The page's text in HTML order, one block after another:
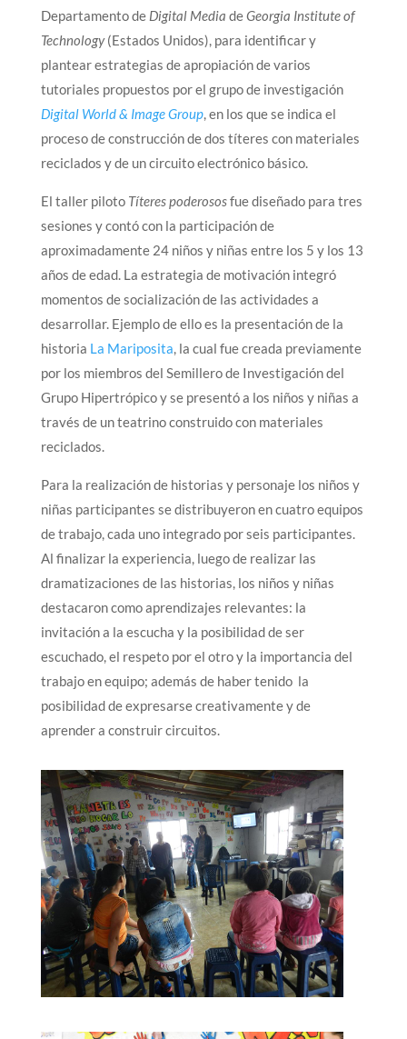
Departamento de Digital Media deGeorgia Institute of
Technology(Estados Unidos), para identificar y
plantear estrategias de apropiación de varios
tutoriales propuestos por el grupo de investigación
Digital World & Image Group, en los que se indica el
proceso de construcción de dos títeres con materiales
reciclados y de un circuito electrónico básico.
El taller piloto Títeres poderososfue diseñado para tres
sesiones y contó con la participación de
aproximadamente 24 niños y niñas entre los 5 y los 13
años de edad. La estrategia de motivación integró
momentos de socialización de las actividades a
desarrollar. Ejemplo de ello es la presentación de la
historia La Mariposita, la cual fue creada previamente
por los miembros del Semillero de Investigación del
Grupo Hipertrópico y se presentó a los niños y niñas a
través de un teatrino construido con materiales
reciclados.
Para la realización de historias y personaje los niños y
niñas participantes se distribuyeron en cuatro equipos
de trabajo, cada uno integrado por seis participantes.
Al finalizar la experiencia, luego de realizar las
dramatizaciones de las historias, los niños y niñas
destacaron como aprendizajes relevantes: la
invitación a la escucha y la posibilidad de ser
escuchado, el respeto por el otro y la importancia del
trabajo en equipo; además de haber tenido la
posibilidad de expresarse creativamente y de
aprender a construir circuitos.